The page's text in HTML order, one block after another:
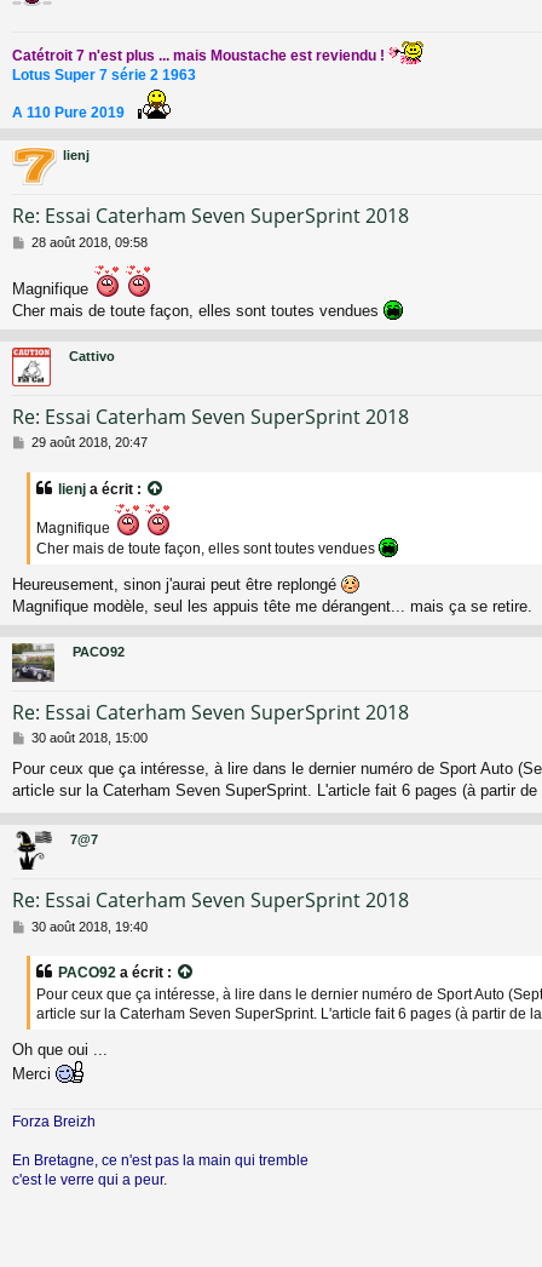
e
Catétroit 7 n'est plus ... mais Moustache est reviendu !
Lotus Super 7 série 2 1963
A 110 Pure 2019
lienj
Re: Essai Caterham Seven SuperSprint 2018
M
s
a
e
28 août 2018, 09:58
Magnifique
Cher mais de toute façon, elles sont toutes vendues
Cattivo
Re: Essai Caterham Seven SuperSprint 2018
M
29 août 2018, 20:47
lienj a écrit :
Magnifique
Cher mais de toute façon, elles sont toutes vendues
Heureusement, sinon j'aurai peut être replongé
Magnifique modèle, seul les appuis tête me dérangent... mais ça se retire.
PACO92
Re: Essai Caterham Seven SuperSprint 2018
M
s
s
e
30 août 2018, 15:00
Pour ceux que ça intéresse, à lire dans le dernier numéro de Sport Auto
article sur la Caterham Seven SuperSprint. L'article fait 6 pages (à partir de
7@7
Re: Essai Caterham Seven SuperSprint 2018
M
e
30 août 2018, 19:40
PACO92 a écrit :
Pour ceux que ça intéresse, à lire dans le dernier numéro de Sport Auto
article sur la Caterham Seven SuperSprint. L'article fait 6 pages (à partir de
Oh que oui ...
Merci
Forza Breizh
En Bretagne, ce n'est pas la main qui tremble
c'est le verre qui a peur.